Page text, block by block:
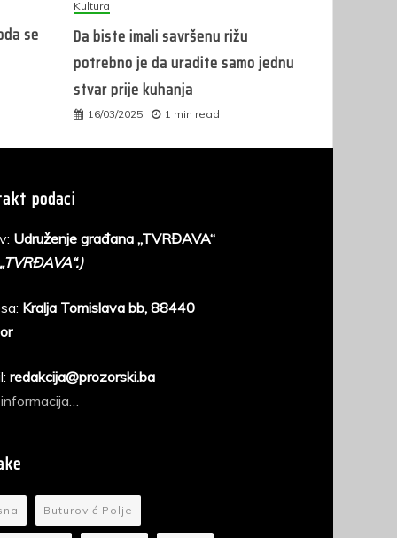
se
Kultura
Da biste imali savršenu rižu
potrebno je da uradite samo jednu
stvar prije kuhanja
16/03/2025 1 min read
podaci
Udruženje građana „TVRĐAVA“
Kralja Tomislava bb, 88440
redakcija@prozorski.ba
Buturović Polje